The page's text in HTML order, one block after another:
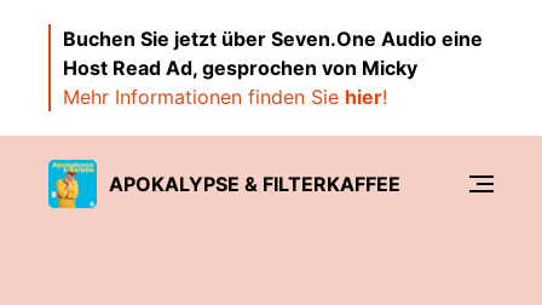
Buchen Sie jetzt über Seven.One Audio eine
Host Read Ad, gesprochen von Micky
Mehr Informationen finden Sie hier!
APOKALYPSE & FILTERKAFFEE